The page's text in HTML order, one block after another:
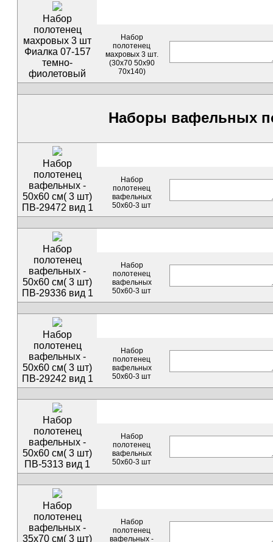
Набор
полотенец
махровых 3 шт
Фиалка 07-157
темно-
фиолетовый
Набор
полотенец
махровых 3 шт.
(30х70 50х90
70х140)
Наборы вафельных
Набор
полотенец
вафельных -
50х60 см( 3 шт)
ПВ-29472 вид 1
Набор
полотенец
вафельных
50х60-3 шт
Набор
полотенец
вафельных -
50х60 см( 3 шт)
ПВ-29336 вид 1
Набор
полотенец
вафельных
50х60-3 шт
Набор
полотенец
вафельных -
50х60 см( 3 шт)
ПВ-29242 вид 1
Набор
полотенец
вафельных
50х60-3 шт
Набор
полотенец
вафельных -
50х60 см( 3 шт)
ПВ-5313 вид 1
Набор
полотенец
вафельных
50х60-3 шт
Набор
полотенец
вафельных -
35х70 см( 3 шт)
Набор
полотенец
вафельных -